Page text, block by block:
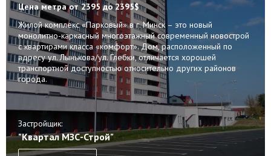
Цена метраот 2395 до 2395$
Жилой комплекс «Парковый» в г. Минск – это новый
монолитно-каркасный многоэтажный современный новострой
с квартирами класса «комфорт». Дом, расположенный по
адресу ул. Лынькова/ул. Глебки, отличается хорошей
транспортной доступностью относительно других районов
города.
Застройщик:
"Квартал МЗС-Строй"